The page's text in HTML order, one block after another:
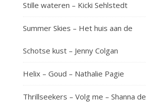
Stille wateren – Kicki Sehlstedt
Summer Skies – Het huis aan de
Schotse kust – Jenny Colgan
Helix – Goud – Nathalie Pagie
Thrillseekers – Volg me – Shanna de